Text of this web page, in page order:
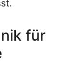
für